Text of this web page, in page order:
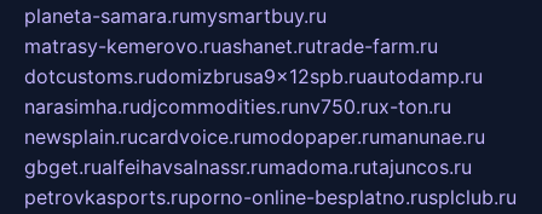
planeta-samara.rumysmartbuy.ru
matrasy-kemerovo.ruashanet.rutrade-farm.ru
dotcustoms.rudomizbrusa9x12spb.ruautodamp.ru
narasimha.rudjcommodities.runv750.rux-ton.ru
newsplain.rucardvoice.rumodopaper.rumanunae.ru
gbget.rualfeihavsalnassr.rumadoma.rutajuncos.ru
petrovkasports.ruporno-online-besplatno.rusplclub.ru